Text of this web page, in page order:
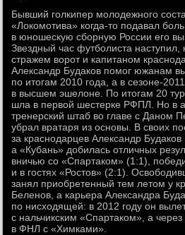
Бывший голкипер молодежного
«Локомотива» когда-то подавал
в юношескую сборную России его
Звездный час футболиста наступил,
стражем ворот и капитаном
Александр Будаков помог южанам
по итогам 2010 года, а в сезоне-
в высшем эшелоне. По итогам 20
шла в первой шестерке РФПЛ. Но в
тренерский штаб во главе с Даном
убрал вратаря из основы. В своих
за краснодарцев Александр Будаков
а «Кубань» добилась отличных
вничью со «Спартаком» (1:1),
и в гостях «Ростов» (2:1).
занял приобретенный тем летом у
Беленов, а карьера Александра
по нисходящей: в 2012 году он
с нальчикским «Спартаком», а
в ФНЛ с «Химками».